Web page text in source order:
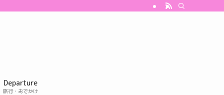
Departure
旅行・おでかけ